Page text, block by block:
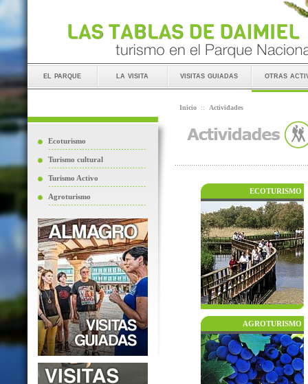
el parque la visita visitas guiadas otras
Ecoturismo
Turismo cultural
Turismo Activo
Agroturismo
Inicio :: Actividades
ECOTURISMO
AGROTURISMO